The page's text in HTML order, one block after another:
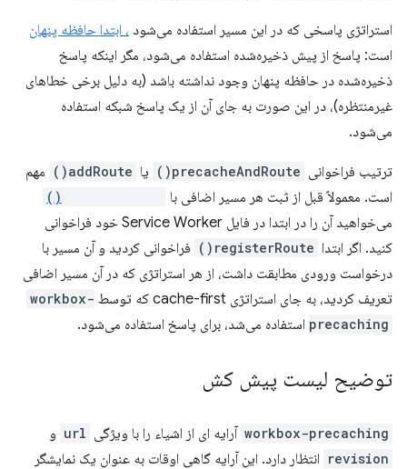
استراتژی پاسخی که در این مسیر استفاده می‌شود ، ابتدا حافظه پنهان
است: پاسخ از پیش ذخیره‌شده استفاده می‌شود، مگر اینکه پاسخ
ذخیره‌شده در حافظه پنهان وجود نداشته باشد (به دلیل برخی خطاهای
غیرمنتظره)، در این صورت به جای آن از یک پاسخ شبکه استفاده
می‌شود.
ترتیب فراخوانی precacheAndRoute() یا addRoute()
مهم
است. معمولاً قبل از ثبت هر مسیر اضافی با
می‌خواهید آن را در ابتدا در فایل Service Worker خود فراخوانی
کنید. اگر ابتدا registerRoute()
فراخوانی کردید و آن مسیر با
درخواست ورودی مطابقت داشت، از هر استراتژی که در آن مسیر اضافی
تعریف کردید، به جای استراتژی cache-first که توسط
workbox-
precaching استفاده می‌شد، برای پاسخ استفاده می‌شود.
توضیح لیست پیش کش
workbox-precaching آرایه ای از اشیاء را با ویژگی url و
revision انتظار دارد. این آرایه گاهی اوقات به عنوان یک نمایشگر